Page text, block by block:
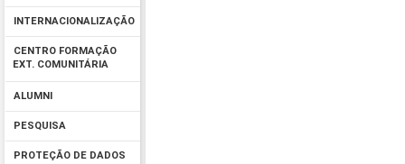
INTERNACIONALIZAÇÃO
CENTRO FORMAÇÃO
EXT. COMUNITÁRIA
ALUMNI
PESQUISA
PROTEÇÃO DE DADOS